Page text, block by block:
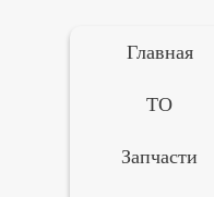
Главная
ТО
Запчасти